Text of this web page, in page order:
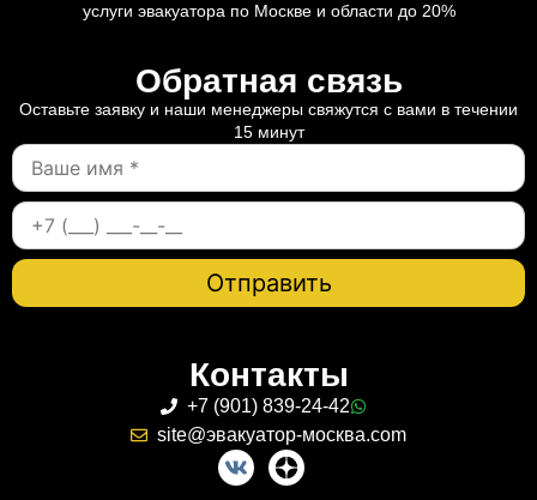
услуги эвакуатора по Москве и области до 20%
Обратная связь
Оставьте заявку и наши менеджеры свяжутся с вами в течении
15 минут
Контакты
+7 (901) 839-24-42
site@эвакуатор-москва.com